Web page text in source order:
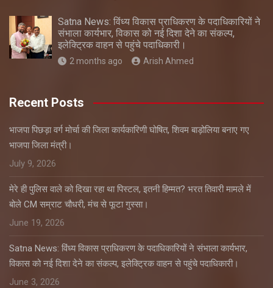
Satna News: विंध्य विकास प्राधिकरण के पदाधिकारियों ने
संभाला कार्यभार, विकास को नई दिशा देने का संकल्प,
इलेक्ट्रिक वाहन से पहुंचे पदाधिकारी।
2 months ago Arish Ahmed
Recent Posts
भाजपा पिछड़ा वर्ग मोर्चा की जिला कार्यकारिणी घोषित, शिवम बाड़ोलिया बनाए गए
भाजपा जिला मंत्री।
July 9, 2026
मेरे ही पुलिस वाले को दिखा रहा था पिस्टल, इतनी हिम्मत? भरत तिवारी मामले में
बोले CM सम्राट चौधरी, मंच से फूटा गुस्सा।
June 19, 2026
Satna News: विंध्य विकास प्राधिकरण के पदाधिकारियों ने संभाला कार्यभार,
विकास को नई दिशा देने का संकल्प, इलेक्ट्रिक वाहन से पहुंचे पदाधिकारी।
June 3, 2026